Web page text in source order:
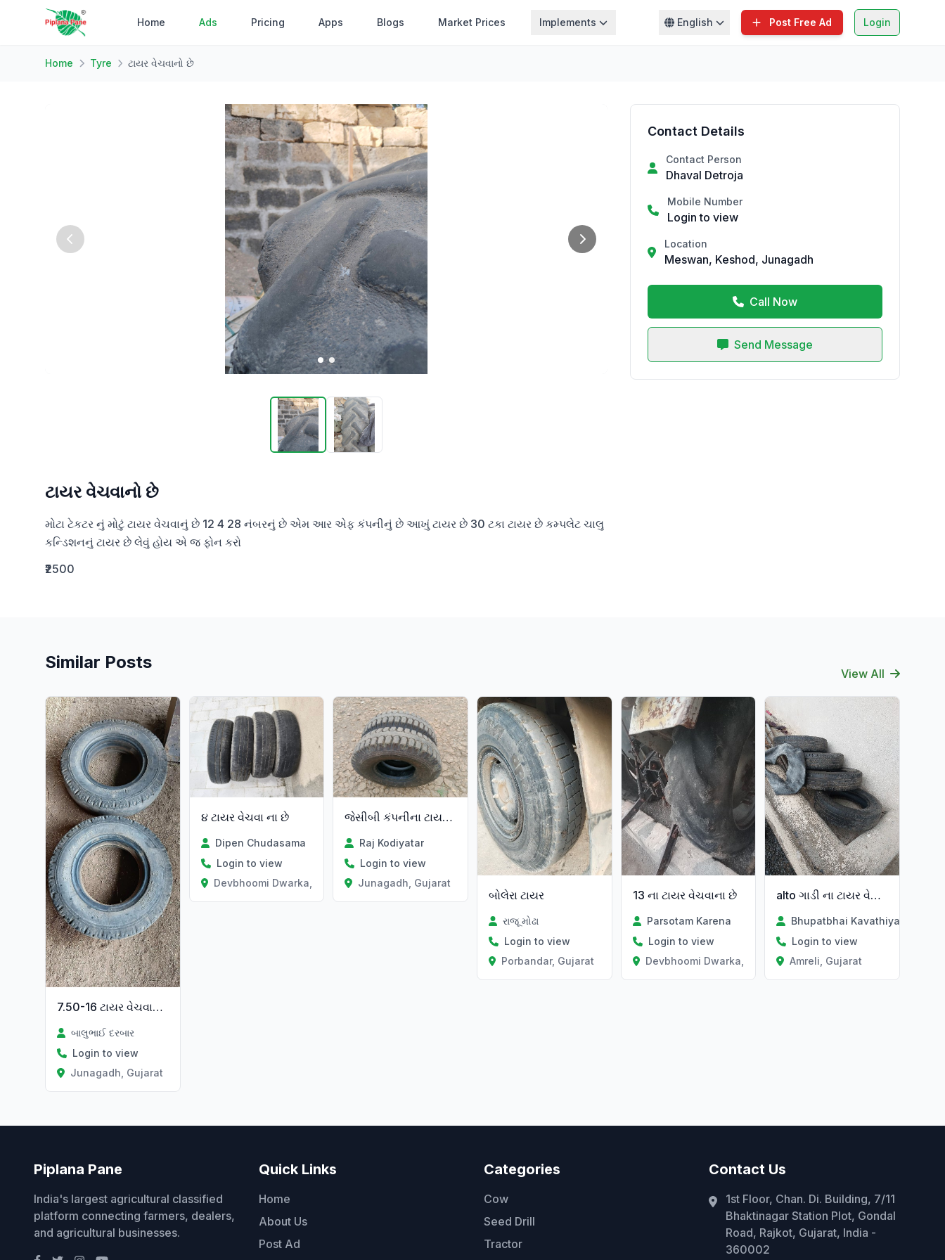
Home Ads Pricing Apps Blogs Market Prices Implements English Post Free Ad Login
Home Tyre ટાયર વેચવાનો છે
ટાયર વેચવાનો છે
મોટા ટેકટર નું મોટું ટાયર વેચવાનું છે 12 4 28 નંબરનું છે એમ આર એફ કંપનીનું છે આખું ટાયર છે 30 ટકા ટાયર છે કમ્પલેટ ચાલુ
કન્ડિશનનું ટાયર છે લેવું હોય એ જ ફોન કરો
₹2500
Contact Details
Contact Person
Dhaval Detroja
Mobile Number
Login to view
Location
Meswan, Keshod, Junagadh
Call Now
Send Message
Similar Posts
View All
7.50-16 ટાયર વેચવાના છે
બાલુભાઈ દરબાર
Login to view
Junagadh, Gujarat
૪ ટાયર વેચવા ના છે
Dipen Chudasama
Login to view
Devbhoomi Dwarka, Gujarat
જેસીબી કંપનીના ટાયર વેચવાના છે
Raj Kodiyatar
Login to view
Junagadh, Gujarat
બોલેરા ટાયર
રાજૂ મોઢા
Login to view
Porbandar, Gujarat
13 ના ટાયર વેચવાના છે
Parsotam Karena
Login to view
Devbhoomi Dwarka, Gujarat
alto ગાડી ના ટાયર વેચવાના છે
Bhupatbhai Kavathiya
Login to view
Amreli, Gujarat
Piplana Pane
India's largest agricultural classified
platform connecting farmers, dealers,
and agricultural businesses.
Quick Links
Home
About Us
Post Ad
Categories
Cow
Seed Drill
Tractor
Contact Us
1st Floor, Chan. Di. Building, 7/11
Bhaktinagar Station Plot, Gondal
Road, Rajkot, Gujarat, India -
360002